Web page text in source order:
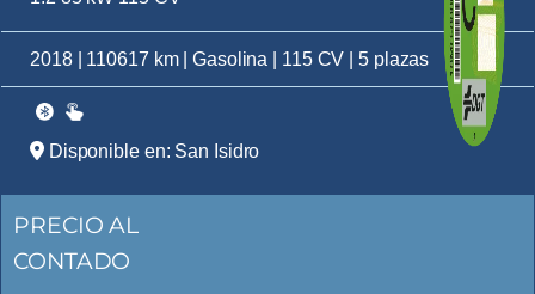
2018 | 110617 km | Gasolina | 115 CV | 5 plazas
Disponible en: San Isidro
PRECIO AL
CONTADO